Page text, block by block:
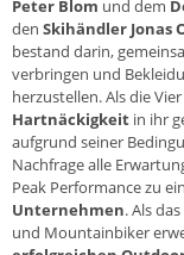
Peter Blom und dem
den Skihändler Jonas
bestand darin,
verbringen und
herzustellen. Als die
Hartnäckigkeit in ihr
aufgrund seiner
Nachfrage alle
Peak Performance zu
Unternehmen. Als
und Mountainbiker